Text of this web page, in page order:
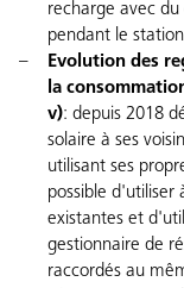
recharge avec
pendant le
Evolution des
la
v): depuis 2018
solaire à ses
utilisant ses
possible d'utiliser
existantes et
gestionnaire de
raccordés au